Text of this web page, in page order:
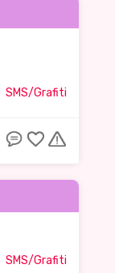
SMS/Grafiti
SMS/Grafiti